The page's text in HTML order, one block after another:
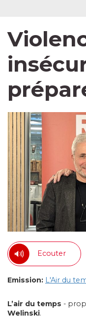
Ecouter
Emission: L'Air du
L’air du temps -
Welinski.